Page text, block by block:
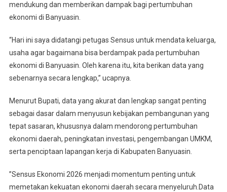
mendukung dan memberikan dampak bagi pertumbuhan
ekonomi di Banyuasin.‎‎
“Hari ini saya didatangi petugas Sensus untuk mendata keluarga,
usaha agar bagaimana bisa berdampak pada pertumbuhan
ekonomi di Banyuasin. Oleh karena itu, kita berikan data yang
sebenarnya secara lengkap,” ucapnya.
‎‎Menurut Bupati, data yang akurat dan lengkap sangat penting
sebagai dasar dalam menyusun kebijakan pembangunan yang
tepat sasaran, khususnya dalam mendorong pertumbuhan
ekonomi daerah, peningkatan investasi, pengembangan UMKM,
serta penciptaan lapangan kerja di Kabupaten Banyuasin.‎‎
”Sensus Ekonomi 2026 menjadi momentum penting untuk
memetakan kekuatan ekonomi daerah secara menyeluruh.Data